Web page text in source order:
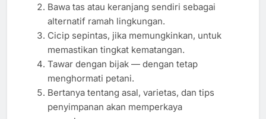
Bawa tas atau keranjang sendiri sebagai
alternatif ramah lingkungan.
Cicip sepintas, jika memungkinkan, untuk
memastikan tingkat kematangan.
Tawar dengan bijak — dengan tetap
menghormati petani.
Bertanya tentang asal, varietas, dan tips
penyimpanan akan memperkaya